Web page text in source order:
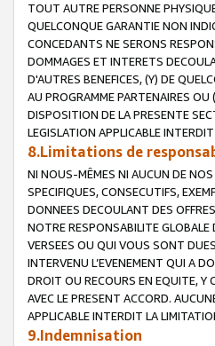
TOUT AUTRE PERSONNE
QUELCONQUE GARANTIE NON
CONCEDANTS NE SERONS
DOMMAGES ET INTERETS
D'AUTRES BENEFICES, (Y) DE
AU PROGRAMME PARTENAIRES
DISPOSITION DE LA PRESENTE
LEGISLATION APPLICABLE
8.Limitations de
NI NOUS-MÊMES NI AUCUN DE
SPECIFIQUES, CONSECUTIFS,
DONNEES DECOULANT DES
NOTRE RESPONSABILITE GLOBALE
VERSEES OU QUI VOUS SONT
INTERVENU L’EVENEMENT QUI A
DROIT OU RECOURS EN EQUITE, Y
AVEC LE PRESENT ACCORD.
APPLICABLE INTERDIT LA
9.Indemnisation